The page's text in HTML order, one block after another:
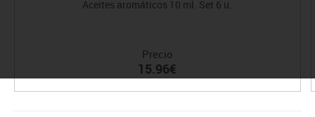
Aceites aromáticos 10 ml. Set 6 u.
Precio
15.96€